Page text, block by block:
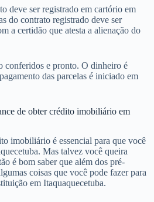
deve ser registrado em cartório em
do contrato registrado deve ser
a certidão que atesta a alienação do
conferidos e pronto. O dinheiro é
das parcelas é iniciado em
de obter crédito imobiliário em
imobiliário é essencial para que você
Mas talvez você queira
é bom saber que além dos pré-
coisas que você pode fazer para
em Itaquaquecetuba.